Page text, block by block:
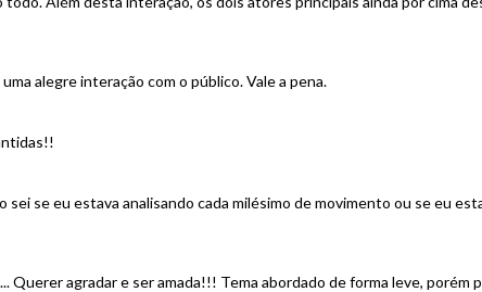
alegre interação com o público. Vale a pena.
se eu estava analisando cada milésimo de movimento ou se eu
Querer agradar e ser amada!!! Tema abordado de forma leve, porém